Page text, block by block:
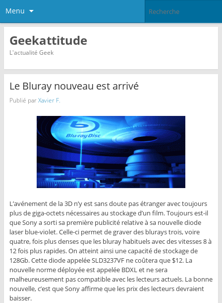
Menu
Geekattitude
L'actualité Geek
Le Bluray nouveau est arrivé
Publié parXavier F.
L’avénement de la 3D n’y est sans doute pas étranger avec toujours
plus de giga-octets nécessaires au stockage d’un film. Toujours est-il
que Sony a sorti sa première publicité relative à sa nouvelle diode
laser blue-violet. Celle-ci permet de graver des blurays trois, voire
quatre, fois plus denses que les bluray habituels avec des vitesses 8 à
12 fois plus rapides. On atteint ainsi une capacité de stockage de
128Gb. Cette diode appelée SLD3237VF ne coûtera que $12. La
nouvelle norme déployée est appelée BDXL et ne sera
malheureusement pas compatible avec les lecteurs actuels. La bonne
nouvelle, c’est que Sony affirme que les prix des lecteurs devraient
baisser.